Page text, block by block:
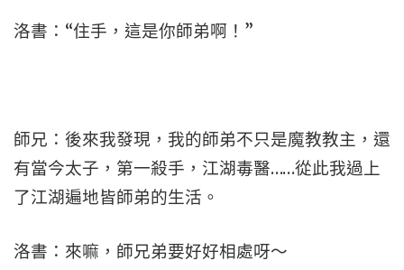
洛書：“住手，這是你師弟啊！”
師兄：後來我發現，我的師弟不只是魔教教主，還
有當今太子，第一殺手，江湖毒醫……從此我過上
了江湖遍地皆師弟的生活。
洛書：來嘛，師兄弟要好好相處呀～